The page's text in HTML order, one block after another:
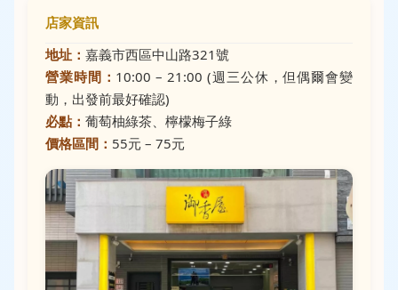
店家資訊
地址： 嘉義市西區中山路321號
營業時間： 10:00 – 21:00 (週三公休，但偶爾會變
動，出發前最好確認)
必點： 葡萄柚綠茶、檸檬梅子綠
價格區間： 55元 – 75元